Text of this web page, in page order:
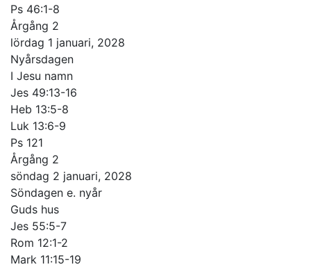
Ps 46:1-8
Årgång 2
lördag 1 januari, 2028
Nyårsdagen
I Jesu namn
Jes 49:13-16
Heb 13:5-8
Luk 13:6-9
Ps 121
Årgång 2
söndag 2 januari, 2028
Söndagen e. nyår
Guds hus
Jes 55:5-7
Rom 12:1-2
Mark 11:15-19